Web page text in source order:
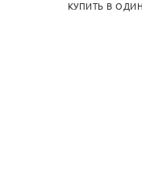
КУПИТЬ В